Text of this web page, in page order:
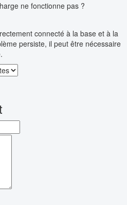
ne fonctionne pas ?
connecté à la base et à la
persiste, il peut être nécessaire